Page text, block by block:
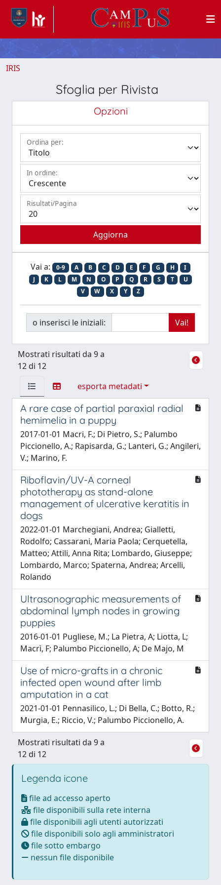
IRIS
Sfoglia per Rivista
Opzioni
Ordina per:
In ordine:
Risultati/Pagina
Vai a: 0-9 A B C D E F G H
I
J
K L M N O P Q R S T
U
V
W X Y Z
o inserisci le iniziali:
Mostrati risultati da 9 a
12 di 12
esporta metadati
A rare case of partial paraxial radial
hemimelia in a puppy
2017-01-01 Macri, F.; Di Pietro, S.; Palumbo
Piccionello, A.; Rapisarda, G.; Lanteri, G.; Angileri,
V.; Marino, F.
Riboflavin/UV-A corneal
phototherapy as stand-alone
management of ulcerative keratitis in
dogs
2022-01-01 Marchegiani, Andrea; Gialletti,
Rodolfo; Cassarani, Maria Paola; Cerquetella,
Matteo; Attili, Anna Rita; Lombardo, Giuseppe;
Lombardo, Marco; Spaterna, Andrea; Arcelli,
Rolando
Ultrasonographic measurements of
abdominal lymph nodes in growing
puppies
2016-01-01 Pugliese, M.; La Pietra, A; Liotta, L;
Macrì, F; Palumbo Piccionello, A; De Majo, M
Use of micro-grafts in a chronic
infected open wound after limb
amputation in a cat
2021-01-01 Pennasilico, L.; Di Bella, C.; Botto, R.;
Murgia, E.; Riccio, V.; Palumbo Piccionello, A.
Mostrati risultati da 9 a
12 di 12
Legenda icone
file ad accesso aperto
file disponibili sulla rete interna
file disponibili agli utenti autorizzati
file disponibili solo agli amministratori
file sotto embargo
nessun file disponibile